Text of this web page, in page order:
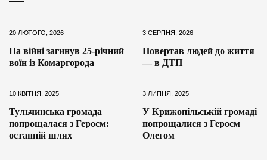
20 ЛЮТОГО, 2026
На війні загинув 25-річний
воїн із Комаргорода
3 СЕРПНЯ, 2026
Повертав людей до життя
— в ДТП
10 КВІТНЯ, 2025
Тульчинська громада
попрощалася з Героєм:
останній шлях
3 ЛИПНЯ, 2025
У Крижопільській громаді
попрощалися з Героєм
Олегом